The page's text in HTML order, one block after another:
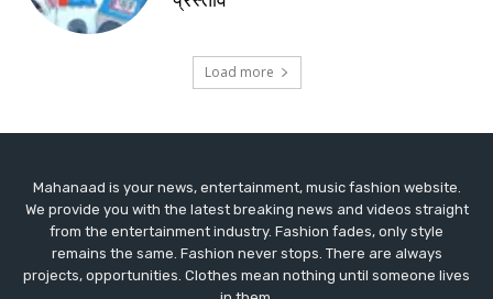
Mahanaad is your news, entertainment, music fashion website.
We provide you with the latest breaking news and videos straight
from the entertainment industry. Fashion fades, only style
remains the same. Fashion never stops. There are always
projects, opportunities. Clothes mean nothing until someone lives